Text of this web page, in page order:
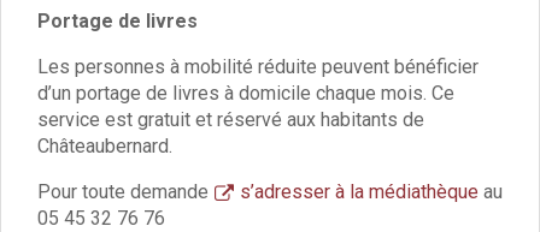
La M.D.P.H.
Associations d’aide aux handicapés
Vie pratique
Sécurité publique
Marchés
Santé
Poste
Portage de livres
Les personnes à mobilité réduite peuvent bénéficier
d’un portage de livres à domicile chaque mois. Ce
service est gratuit et réservé aux habitants de
Châteaubernard.
Pour toute demande
s’adresser à la médiathèque au
05 45 32 76 76